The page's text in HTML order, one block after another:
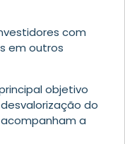
com
em outros
objetivo
do
a